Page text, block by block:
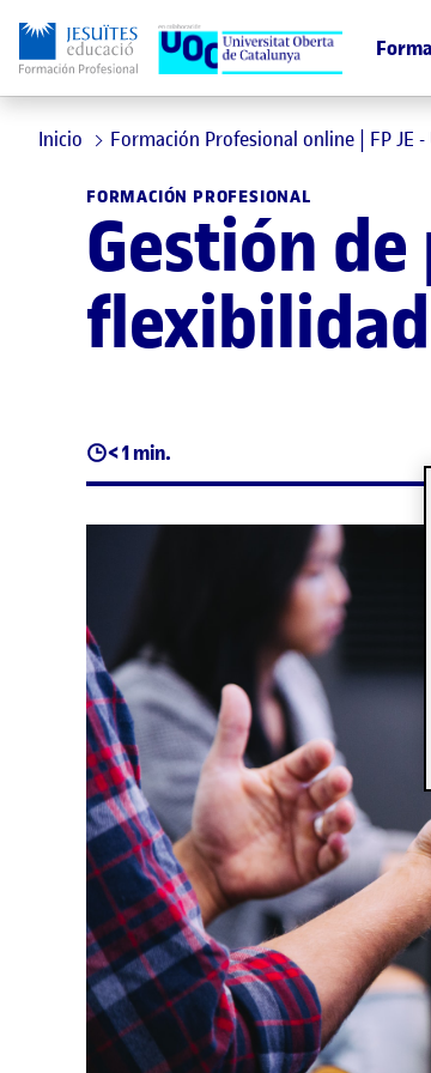
Inicio Formación Profesional online | FP JE -
FORMACIÓN PROFESIONAL
Gestión
< 1 min.